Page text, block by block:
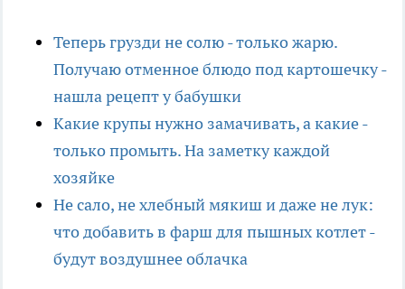
Теперь грузди не солю - только жарю.
Получаю отменное блюдо под картошечку -
нашла рецепт у бабушки
Какие крупы нужно замачивать, а какие -
только промыть. На заметку каждой
хозяйке
Не сало, не хлебный мякиш и даже не лук:
что добавить в фарш для пышных котлет -
будут воздушнее облачка